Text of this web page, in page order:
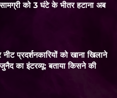
को 3 घंटे के भीतर हटाना अब
प्रदर्शनकारियों को खाना खिलाने
का इंटरव्यू: बताया किसने की